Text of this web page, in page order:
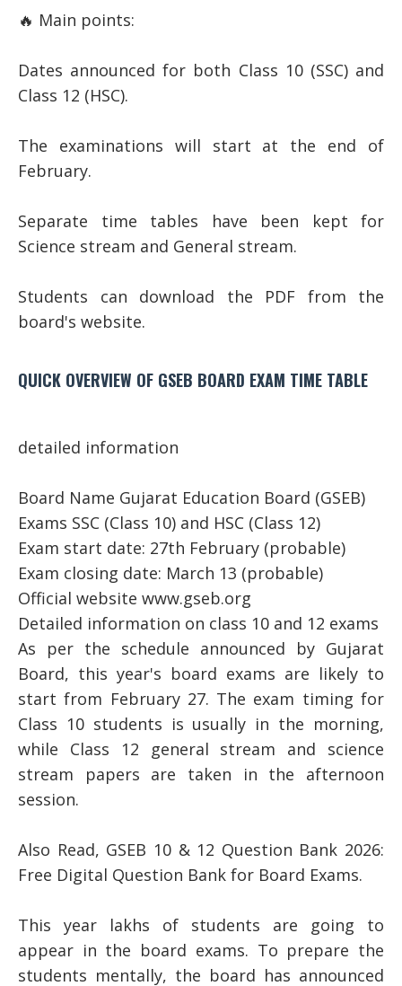
🔥 Main points:
Dates announced for both Class 10 (SSC) and
Class 12 (HSC).
The examinations will start at the end of
February.
Separate time tables have been kept for
Science stream and General stream.
Students can download the PDF from the
board's website.
QUICK OVERVIEW OF GSEB BOARD EXAM TIME TABLE
detailed information
Board Name Gujarat Education Board (GSEB)
Exams SSC (Class 10) and HSC (Class 12)
Exam start date: 27th February (probable)
Exam closing date: March 13 (probable)
Official website www.gseb.org
Detailed information on class 10 and 12 exams
As per the schedule announced by Gujarat
Board, this year's board exams are likely to
start from February 27. The exam timing for
Class 10 students is usually in the morning,
while Class 12 general stream and science
stream papers are taken in the afternoon
session.
Also Read, GSEB 10 & 12 Question Bank 2026:
Free Digital Question Bank for Board Exams.
This year lakhs of students are going to
appear in the board exams. To prepare the
students mentally, the board has announced